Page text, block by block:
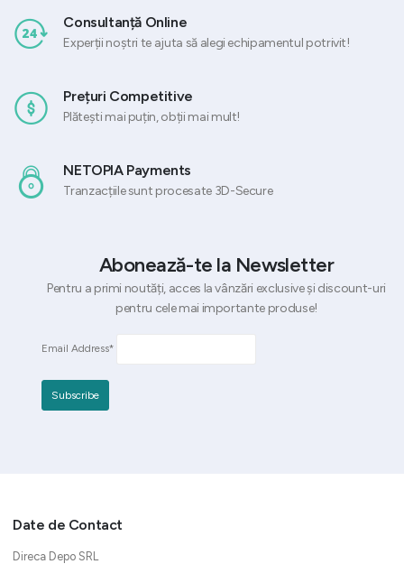
Consultanță Online
Experții noștri te ajuta să alegi echipamentul potrivit!
Prețuri Competitive
Plătești mai puțin, obții mai mult!
NETOPIA Payments
Tranzacțiile sunt procesate 3D-Secure
Abonează-te la Newsletter
Pentru a primi noutăți, acces la vânzări exclusive și discount-uri
pentru cele mai importante produse!
Email Address*
Date de Contact
Direca Depo SRL